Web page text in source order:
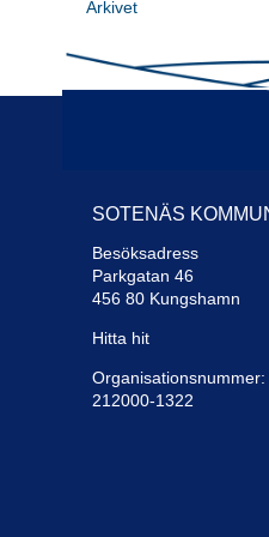
Arkivet
SOTENÄS
Besöksadress
Parkgatan 46
456 80 Kungshamn
Hitta hit
Organisationsnummer:
212000-1322